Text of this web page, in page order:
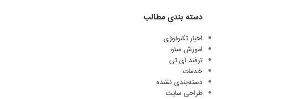
دسته بندی مطالب
اخبار تکنولوژی
اموزش سئو
ترفند آی تی
خدمات
دسته‌بندی نشده
طراحی سایت